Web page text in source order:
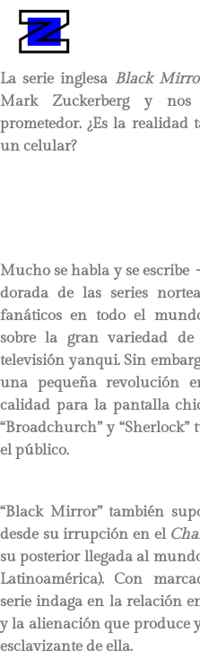
La serie inglesa Black
Mark Zuckerberg y
prometedor. ¿Es la
un celular?
Mucho se habla y se
dorada de las series
fanáticos en todo el
sobre la gran variedad
televisión yanqui. Sin
una pequeña revolución
calidad para la pantalla
“Broadchurch” y
el público.
“Black Mirror” también
desde su irrupción en el
su posterior llegada al
Latinoamérica). Con
serie indaga en la relación
y la alienación que produce
esclavizante de ella.